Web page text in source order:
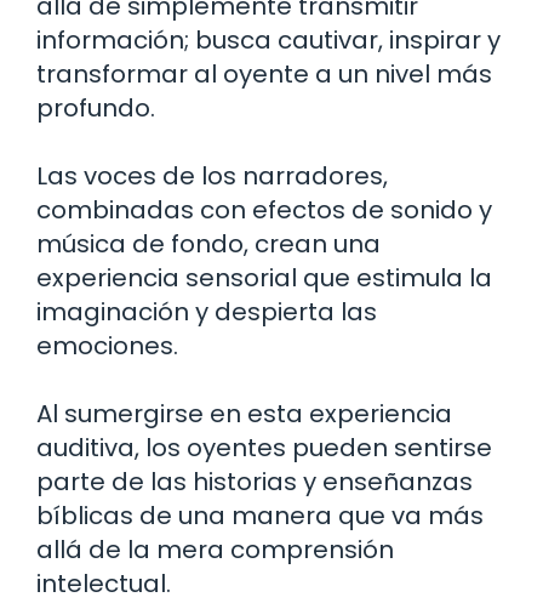
información; busca cautivar, inspirar y
transformar al oyente a un nivel más
profundo.
Las voces de los narradores,
combinadas con efectos de sonido y
música de fondo, crean una
experiencia sensorial que estimula la
imaginación y despierta las
emociones.
Al sumergirse en esta experiencia
auditiva, los oyentes pueden sentirse
parte de las historias y enseñanzas
bíblicas de una manera que va más
allá de la mera comprensión
intelectual.